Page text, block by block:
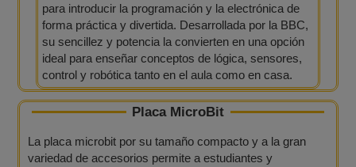
para introducir la programación y la electrónica de
forma práctica y divertida. Desarrollada por la BBC,
su sencillez y potencia la convierten en una opción
ideal para enseñar conceptos de lógica, sensores,
control y robótica tanto en el aula como en casa.
Placa MicroBit​
La placa microbit por su tamaño compacto y a la gran
variedad de accesorios permite a estudiantes y